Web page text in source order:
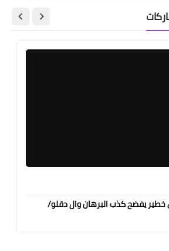
يفضح كذب البرهان وال دقلو/